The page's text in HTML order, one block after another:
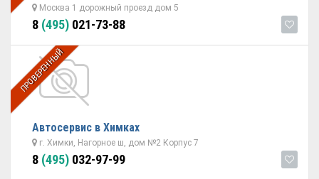
Москва 1 дорожный проезд дом 5
8 (495) 021-73-88
ПРОВЕРЕННЫЙ
Автосервис в Химках
г. Химки, Нагорное ш, дом №2 Корпус 7
8 (495) 032-97-99